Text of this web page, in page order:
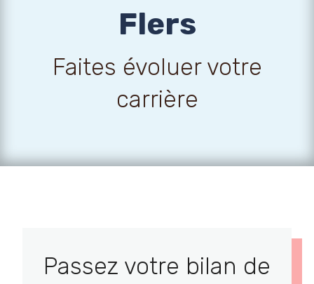
Flers
Faites évoluer votre
carrière
Passez votre bilan de